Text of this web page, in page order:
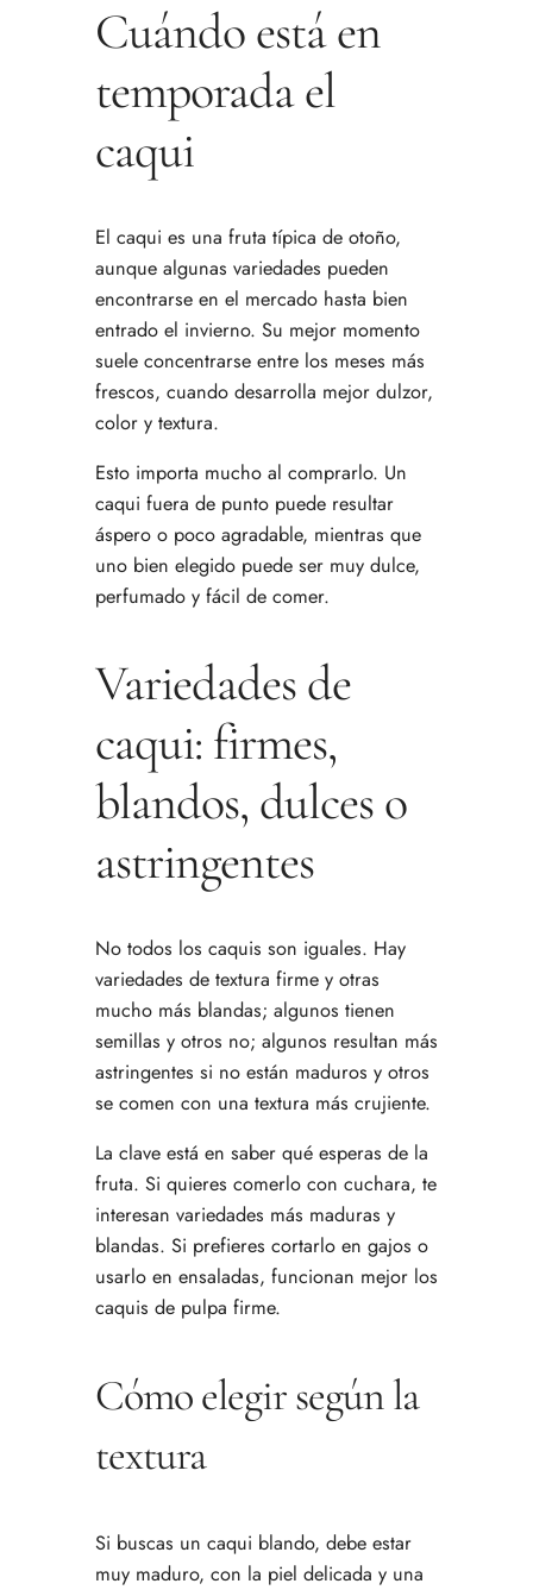
Cuándo está en
temporada el
caqui
El caqui es una fruta típica de otoño,
aunque algunas variedades pueden
encontrarse en el mercado hasta bien
entrado el invierno. Su mejor momento
suele concentrarse entre los meses más
frescos, cuando desarrolla mejor dulzor,
color y textura.
Esto importa mucho al comprarlo. Un
caqui fuera de punto puede resultar
áspero o poco agradable, mientras que
uno bien elegido puede ser muy dulce,
perfumado y fácil de comer.
Variedades de
caqui: firmes,
blandos, dulces o
astringentes
No todos los caquis son iguales. Hay
variedades de textura firme y otras
mucho más blandas; algunos tienen
semillas y otros no; algunos resultan más
astringentes si no están maduros y otros
se comen con una textura más crujiente.
La clave está en saber qué esperas de la
fruta. Si quieres comerlo con cuchara, te
interesan variedades más maduras y
blandas. Si prefieres cortarlo en gajos o
usarlo en ensaladas, funcionan mejor los
caquis de pulpa firme.
Cómo elegir según la
textura
Si buscas un caqui blando, debe estar
muy maduro, con la piel delicada y una